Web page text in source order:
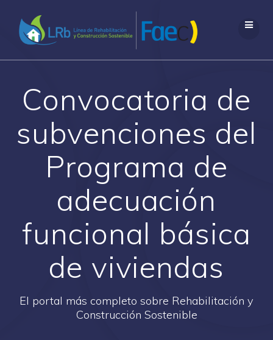
al
contenido
Convocatoria de
subvenciones del
Programa de
adecuación
funcional básica
de viviendas
El portal más completo sobre Rehabilitación y
Construcción Sostenible